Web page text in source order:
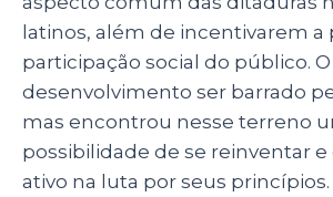
latinos, além de incentivarem a
participação social do público.
desenvolvimento ser barrado
mas encontrou nesse terreno
possibilidade de se reinventar
ativo na luta por seus princípios.